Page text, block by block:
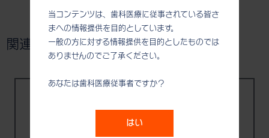
当コンテンツは、歯科医療に従事されている皆さ
まへの情報提供を目的としています。
一般の方に対する情報提供を目的としたものでは
ありませんのでご了承ください。
あなたは歯科医療従事者ですか？
はい
関連製品